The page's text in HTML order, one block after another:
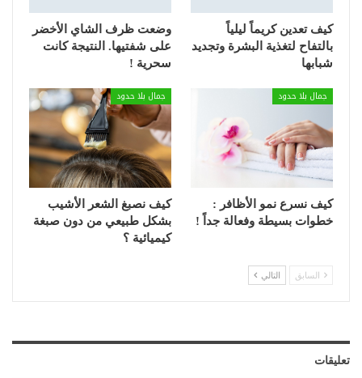
كيف تعدين كريماً ليلياً
بالتفاح لتغذية البشرة وتجديد
شبابها
وضعت ظرف الشاي الأخضر
على شفتيها. النتيجة كانت
سحرية !
جمال بلا حدود
كيف نسرع نمو الأظافر :
خطوات بسيطة وفعالة جداً !
جمال بلا حدود
كيف نصبغ الشعر الأشيب
بشكل طبيعي من دون صبغة
كيميائية ؟
السابق التالي
تعليقات